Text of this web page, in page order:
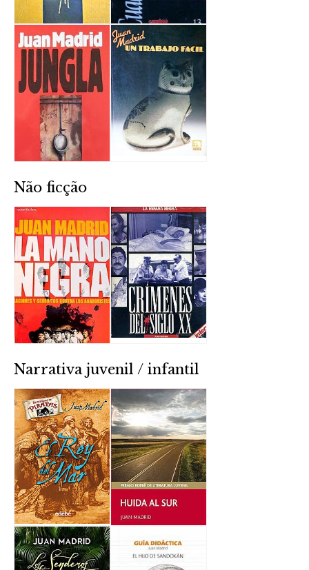
Não ficção
Narrativa juvenil / infantil